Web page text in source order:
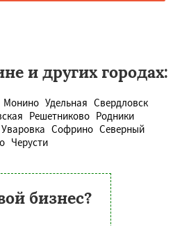
и других городах:
Монино Удельная Свердловск
Решетниково Родники
Уваровка Софрино Северный
Черусти
бизнес?